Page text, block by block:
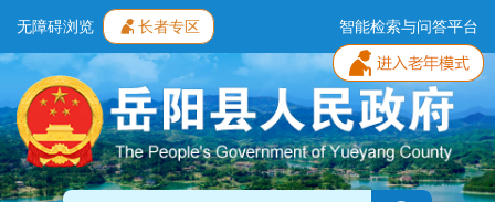
无障碍浏览 长者专区 智能检索与问答平台